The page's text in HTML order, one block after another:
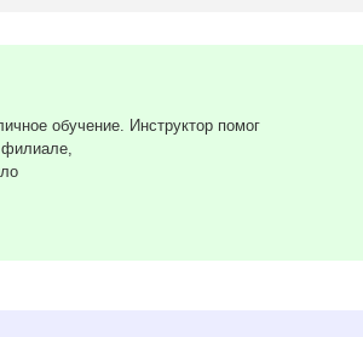
обучение. Инструктор помог